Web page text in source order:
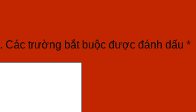
Các trường bắt buộc được đánh dấu *